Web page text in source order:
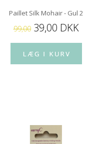
Paillet Silk Mohair - Gul 2
99,0039,00 DKK